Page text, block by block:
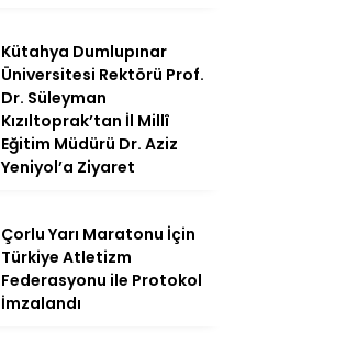
Kütahya Dumlupınar
Üniversitesi Rektörü Prof.
Dr. Süleyman
Kızıltoprak’tan İl Millî
Eğitim Müdürü Dr. Aziz
Yeniyol’a Ziyaret
Çorlu Yarı Maratonu İçin
Türkiye Atletizm
Federasyonu ile Protokol
İmzalandı